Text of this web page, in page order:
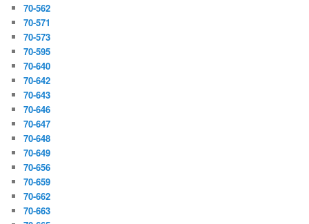
70-562
70-571
70-573
70-595
70-640
70-642
70-643
70-646
70-647
70-648
70-649
70-656
70-659
70-662
70-663